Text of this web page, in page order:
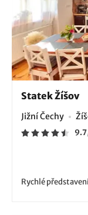
Statek Žíšov
Jižní Čechy
9.7
Rychlé